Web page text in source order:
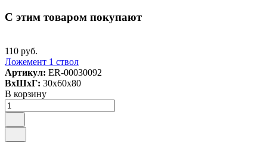
С этим товаром покупают
110 руб.
Ложемент 1 ствол
Артикул: ER-00030092
ВxШxГ: 30x60x80
В корзину